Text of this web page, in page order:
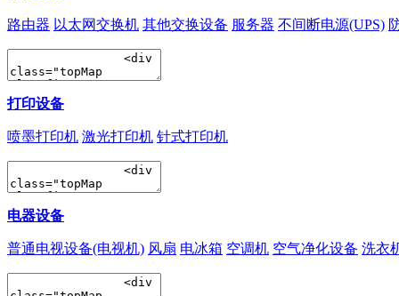
路由器 以太网交换机 其他交换设备 服务器 不间断电源(UPS)
打印设备
喷墨打印机 激光打印机 针式打印机
电器设备
普通电视设备(电视机) 风扇 电冰箱 空调机 空气净化设备 洗衣